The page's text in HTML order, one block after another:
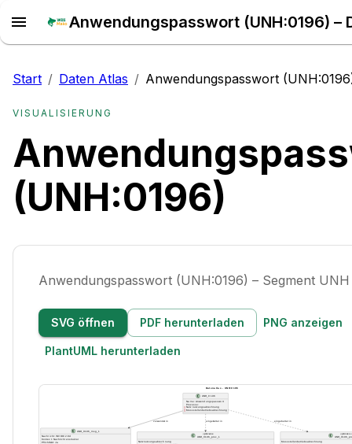
Anwendungspasswort (UNH:0196) –
Start / Daten Atlas / Anwendungspasswort
VISUALISIERUNG
(UNH:0196)
Anwendungspasswort (UNH:0196) – Segment UNH
SVG öffnen PDF herunterladen PNG anzeigen
PlantUML herunterladen